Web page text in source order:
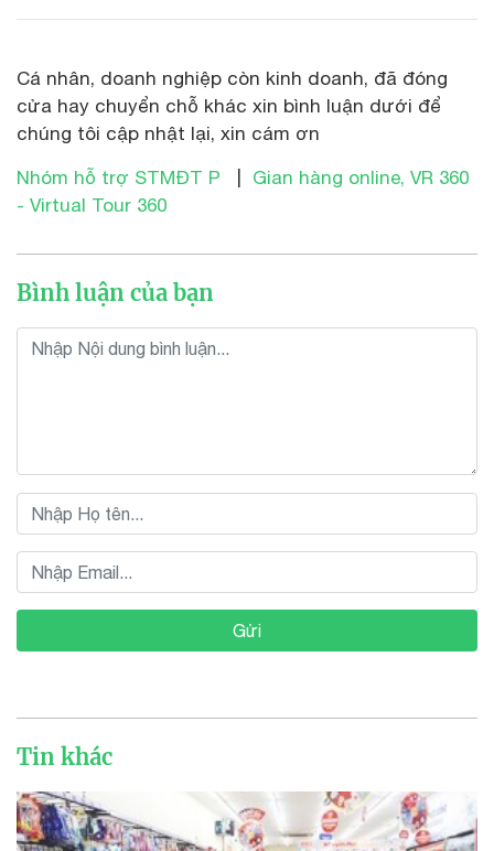
Cá nhân, doanh nghiệp còn kinh doanh, đã đóng
cửa hay chuyển chỗ khác xin bình luận dưới để
chúng tôi cập nhật lại, xin cám ơn
Nhóm hỗ trợ STMĐT P
Gian hàng online, VR 360
- Virtual Tour 360
Bình luận của bạn
Gửi
Tin khác